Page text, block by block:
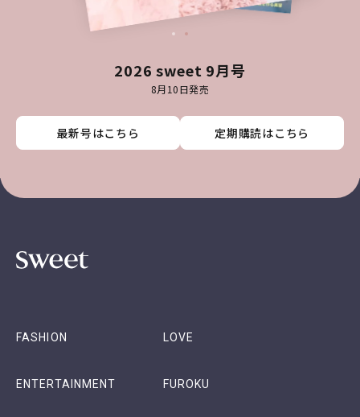
2026 sweet 9月号
8月10日発売
最新号はこちら 定期購読はこちら
最新号はこちら 定期購読はこちら
最新号はこちら 定期購読はこちら
最新号はこちら 定期購読はこちら
FASHION LOVE
ENTERTAINMENT FUROKU